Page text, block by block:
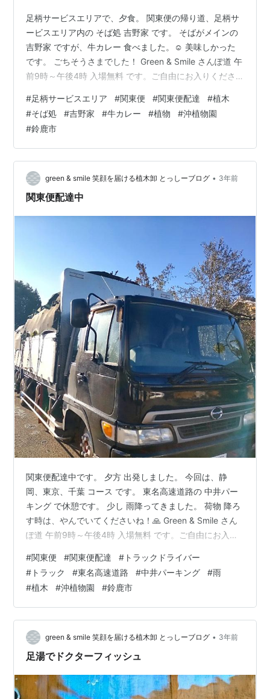
足柄サービスエリアで、夕食。 関東便の帰り道、足柄サ
ービスエリア内の そば処 吉野家 です。 そばがメインの
吉野家 ですが、牛カレー 食べました。☺️ 美味しかった
です。 ごちそうさまでした！ Green & Smile さんぽ道 午
前9時～午後4時 入場無料 です。ご自由にお入りくださ
Twitterhttps://twitter.com/suzuka_lovely28 株式会社 沖
植物園 ホームページ
http://www.mecha.ne.jp/~okisyoku/ Green & Smile さん
ぽ道 ホームページhttps://suz…
#足柄サービスエリア #関東便 #関東便配達 #植木
#そば処 #吉野家 #牛カレー #植物 #沖植物園
#鈴鹿市
green & smile 笑顔を届ける植木卸 とっしーブログ • 3年前
関東便配達中
関東便配達中です。 夕方 出発しました。 今回は、静
岡、東京、千葉 コース です。 東名高速道路の 中井パー
キング で休憩です。 少し 雨降ってきました。 荷物 降ろ
す時は、やんでいてくださいね！🙏 Green & Smile さん
ぽ道 午前9時～午後4時 入場無料 です。ご自由にお入り
Twitterhttps://twitter.com/suzuka_lovely28 株式会社 沖
植物園 ホームページ
http://www.mecha.ne.jp/~okisyoku/ Green & Smile さん
ぽ道 ホームページhttps://…
#関東便 #関東便配達 # トラックドライバー
# トラック #東名高速道路 #中井パーキング #雨
#植木 #沖植物園 #鈴鹿市
green & smile 笑顔を届ける植木卸 とっしーブログ • 3年前
足湯でドクターフィッシュ